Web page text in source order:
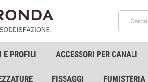
E PROFILI ACCESSORI PER CANALI
FISSAGGI FUMISTERIA